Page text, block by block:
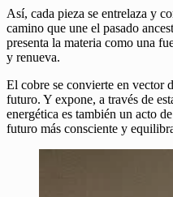
Así, cada pieza se entrelaza y
camino que une el pasado
presenta la materia como una
y renueva.
El cobre se convierte en vector
futuro. Y expone, a través de
energética es también un acto
futuro más consciente y